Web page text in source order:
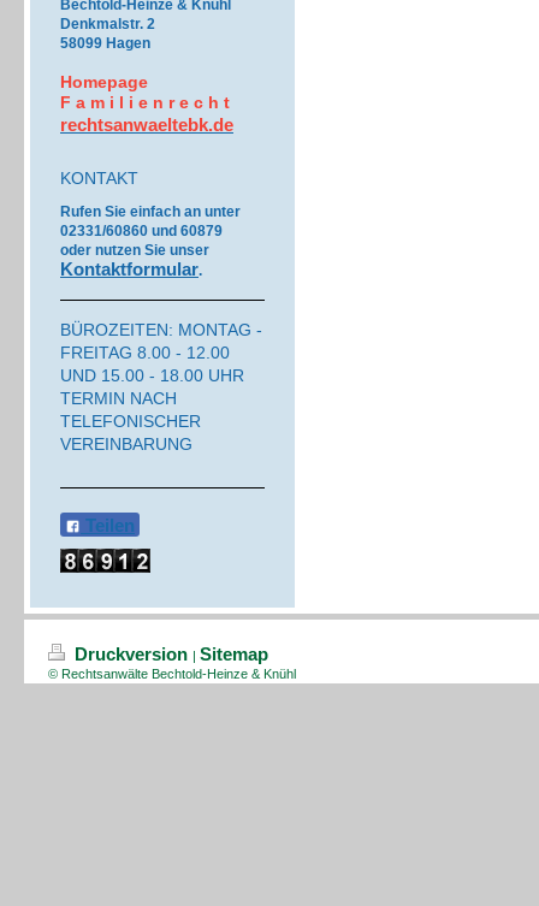
Bechtold-Heinze & Knühl
Denkmalstr. 2
58099 Hagen
Homepage
F a m i l i e n r e c h t
rechtsanwaeltebk.de
KONTAKT
Rufen Sie einfach an unter
02331/60860 und 60879
oder nutzen Sie unser
Kontaktformular.
BÜROZEITEN: MONTAG -
FREITAG 8.00 - 12.00
UND 15.00 - 18.00 UHR
TERMIN NACH
TELEFONISCHER
VEREINBARUNG
Teilen
Druckversion | Sitemap
© Rechtsanwälte Bechtold-Heinze & Knühl